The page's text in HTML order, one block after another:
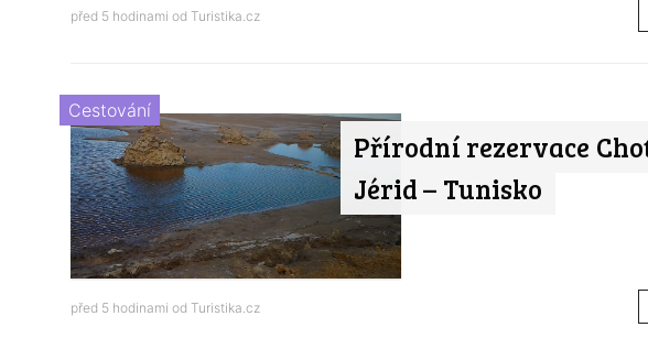
před 5 hodinami od Turistika.cz
Přírodní rezervace
Jérid – Tunisko
Cestování
před 5 hodinami od Turistika.cz